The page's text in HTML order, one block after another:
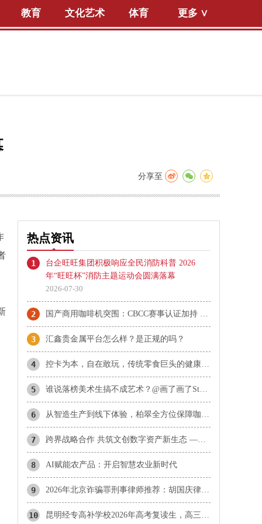
教育 文化艺术 体育 更多 ∨
分享至
热点资讯
1
台企旺旺集团积极响应全民消防科普 2026
年“旺旺杯”消防主题运动会圆满落幕
2026-07-30
2 国产商用咖啡机突围：CBCC赛事认证加持 柏翠天工Plus成咖啡机推荐热门
3 汇鑫贵金属平台怎么样？是正规的吗？
4 控卡为本，自在敢玩，传统零食巨头的健康赛道长期主义实践
5 谁说落榜美术生搞不成艺术？@画了画了Stone 带着上百张“神作”，约你北京见！
6 从智造生产到线下体验，柏翠全方位保障咖啡机使用品质
7 ​跨界战略合作 共筑文创数字资产新生态 ——携手探索文化数字化战略落地新范式
8 AI赋能农产品：开启智慧农业新时代
9 2026年北京诈骗罪刑事律师推荐：胡国庆律师合同诈骗与诈骗罪辩护方向分析
10 昆明经专高补学校2026年高考复读生，高三应届冲刺生，艺术文化体育生招生公告